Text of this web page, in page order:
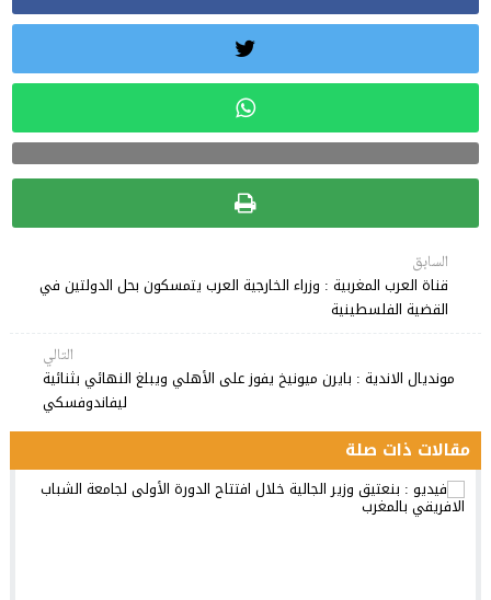
السابق
قناة العرب المغربية : وزراء الخارجية العرب يتمسكون بحل الدولتين في
القضية الفلسطينية
التالي
مونديال الاندية : بايرن ميونيخ يفوز على الأهلي ويبلغ النهائي بثنائية
ليفاندوفسكي
مقالات ذات صلة